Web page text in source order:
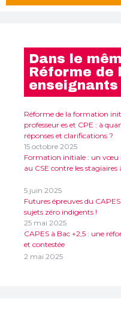
Dans le
Réforme de
enseignants
Réforme de la formation
professeur·es et CPE : à
réponses et clarifications ?
15 octobre 2025
Formation initiale : un vœu
au CSE contre les
5 juin 2025
Futures épreuves du CAPES
sujets zéro indigents !
25 mai 2025
CAPES à Bac +2,5 : une
et contestée
2 mai 2025